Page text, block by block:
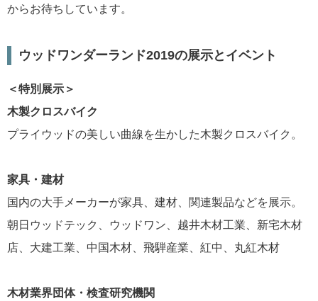
からお待ちしています。
ウッドワンダーランド2019の展示とイベント
＜特別展示＞
木製クロスバイク
プライウッドの美しい曲線を生かした木製クロスバイク。
家具・建材
国内の大手メーカーが家具、建材、関連製品などを展示。
朝日ウッドテック、ウッドワン、越井木材工業、新宅木材
店、大建工業、中国木材、飛騨産業、紅中、丸紅木材
木材業界団体・検査研究機関